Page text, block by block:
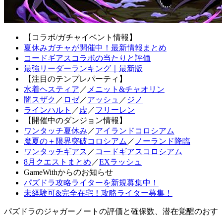
【コラボ/ガチャイベント情報】
夏休みガチャが開催中！最新情報まとめ
コードギアスコラボの当たりと評価
最強リーダーランキング｜最新版
【注目のテンプレパーティ】
水着ヘスティア ／ メニット&チャオリン
闇スザク ／ ロゼ／アッシュ ／ ジノ
ラインハルト ／ 虚 ／フリーレン
【開催中のダンジョン情報】
ワンタッチ夏休み ／アイランドコロシアム
魔夏の＋限界突破コロシアム ／ ノーランド降臨
ワンタッチギアス ／ コードギアスコロシアム
8月クエストまとめ ／EXラッシュ
GameWithからのお知らせ
パズドラ攻略ライターを新規募集中！
未経験可&完全在宅！攻略ライター募集！
パズドラのジャガーノートの評価と確保数、潜在覚醒のおす